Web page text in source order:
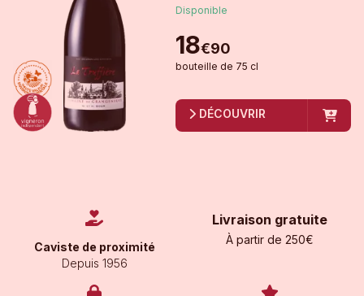
Disponible
18€90
bouteille de 75 cl
DÉCOUVRIR
Caviste de proximité
Depuis 1956
Livraison gratuite
À partir de 250€